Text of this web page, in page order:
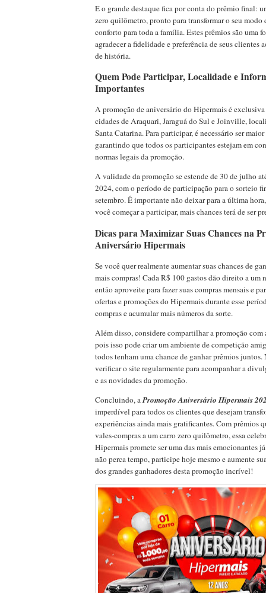
E o grande destaque fica por conta do prêmio final:
zero quilômetro, pronto para transformar o seu modo
conforto para toda a família. Estes prêmios são uma
agradecer a fidelidade e preferência de seus clientes
de história.
Quem Pode Participar, Localidade e
Importantes
A promoção de aniversário do Hipermais é exclusiva
cidades de Araquari, Jaraguá do Sul e Joinville,
Santa Catarina. Para participar, é necessário ser
garantindo que todos os participantes estejam em
normas legais da promoção.
A validade da promoção se estende de 30 de julho
2024, com o período de participação para o sorteio
setembro. É importante não deixar para a última
você começar a participar, mais chances terá de ser
Dicas para Maximizar Suas Chances na
Aniversário Hipermais
Se você quer realmente aumentar suas chances de
mais compras! Cada R$ 100 gastos dão direito a um
então aproveite para fazer suas compras mensais e
ofertas e promoções do Hipermais durante esse
compras e acumular mais números da sorte.
Além disso, considere compartilhar a promoção com
pois isso pode criar um ambiente de competição
todos tenham uma chance de ganhar prêmios juntos.
verificar o site regularmente para acompanhar a
e as novidades da promoção.
Concluindo, aPromoção Aniversário Hipermais
imperdível para todos os clientes que desejam
experiências ainda mais gratificantes. Com prêmios
vales-compras a um carro zero quilômetro, essa
Hipermais promete ser uma das mais emocionantes
não perca tempo, participe hoje mesmo e aumente
dos grandes ganhadores desta promoção incrível!